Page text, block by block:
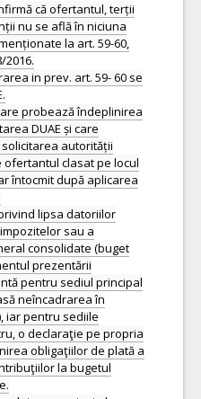
că ofertantul, terții
nu se află în niciuna
la art. 59-60,
2016.
in prev. art. 59- 60 se
probează îndeplinirea
DUAE și care
autorității
clasat pe locul
întocmit după aplicarea
lipsa datoriilor
sau a
consolidate (buget
prezentării
pentru sediul principal
neîncadrarea în
iar pentru sediile
o declaraţie pe propria
obligaţiilor de plată a
la bugetul